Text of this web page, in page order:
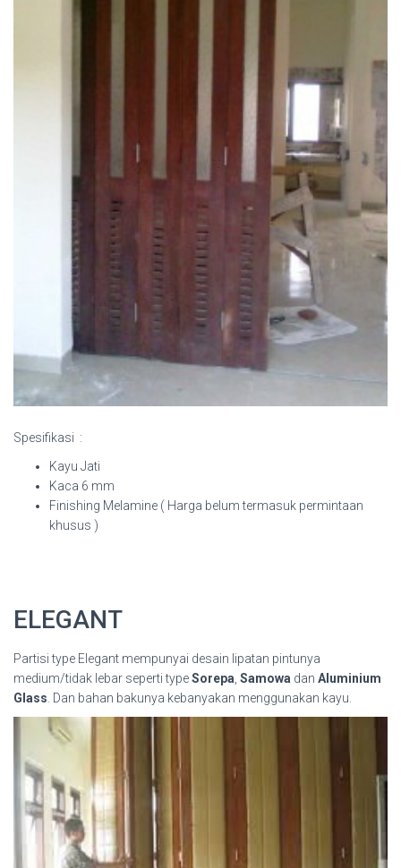
Spesifikasi :
Kayu Jati
Kaca 6 mm
Finishing Melamine ( Harga belum termasuk permintaan
khusus )
ELEGANT
Partisi type Elegant mempunyai desain lipatan pintunya
medium/tidak lebar seperti typeSorepa Samowa dan Aluminium
Glass . Dan bahan bakunya kebanyakan menggunakan kayu.